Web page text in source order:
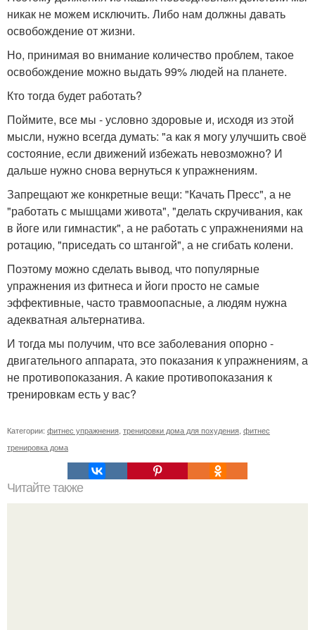
никак не можем исключить. Либо нам должны давать
освобождение от жизни.
Но, принимая во внимание количество проблем, такое
освобождение можно выдать 99% людей на планете.
Кто тогда будет работать?
Поймите, все мы - условно здоровые и, исходя из этой
мысли, нужно всегда думать: "а как я могу улучшить своё
состояние, если движений избежать невозможно? И
дальше нужно снова вернуться к упражнениям.
Запрещают же конкретные вещи: "Качать Пресс", а не
"работать с мышцами живота", "делать скручивания, как
в йоге или гимнастик", а не работать с упражнениями на
ротацию, "приседать со штангой", а не сгибать колени.
Поэтому можно сделать вывод, что популярные
упражнения из фитнеса и йоги просто не самые
эффективные, часто травмоопасные, а людям нужна
адекватная альтернатива.
И тогда мы получим, что все заболевания опорно -
двигательного аппарата, это показания к упражнениям, а
не противопоказания. А какие противопоказания к
тренировкам есть у вас?
Категории: фитнес упражнения тренировки дома для похудения фитнес
тренировка дома
Читайте также